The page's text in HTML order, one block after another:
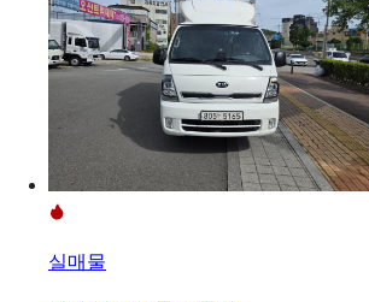
실매물